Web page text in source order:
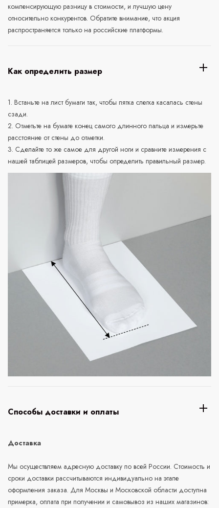
компенсирующую разницу в стоимости, и лучшую цену
относительно конкурентов. Обратите внимание, что акция
распространяется только на российские платформы.
Как определить размер
1. Встаньте на лист бумаги так, чтобы пятка слегка касалась стены
сзади.
2. Отметьте на бумаге конец самого длинного пальца и измерьте
расстояние от стены до отметки.
3. Сделайте то же самое для другой ноги и сравните измерения с
нашей таблицей размеров, чтобы определить правильный размер.
Способы доставки и оплаты
Доставка
Мы осуществляем адресную доставку по всей России. Стоимость и
сроки доставки рассчитываются индивидуально на этапе
оформления заказа. Для Москвы и Московской области доступна
примерка, оплата при получении и самовывоз из наших магазинов: